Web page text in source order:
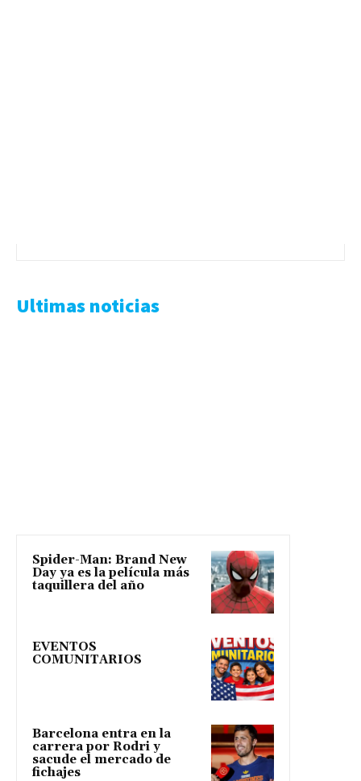
Ultimas noticias
Spider-Man: Brand New
Day ya es la película más
taquillera del año
EVENTOS
COMUNITARIOS
Barcelona entra en la
carrera por Rodri y
sacude el mercado de
fichajes